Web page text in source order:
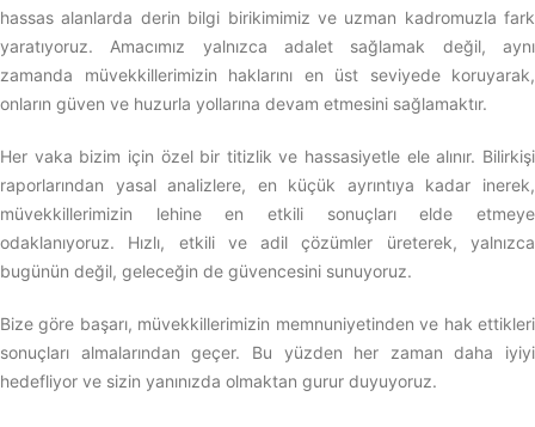
hassas alanlarda derin bilgi birikimimiz ve uzman kadromuzla fark
yaratıyoruz. Amacımız yalnızca adalet sağlamak değil, aynı
zamanda müvekkillerimizin haklarını en üst seviyede koruyarak,
onların güven ve huzurla yollarına devam etmesini sağlamaktır.
Her vaka bizim için özel bir titizlik ve hassasiyetle ele alınır. Bilirkişi
raporlarından yasal analizlere, en küçük ayrıntıya kadar inerek,
müvekkillerimizin lehine en etkili sonuçları elde etmeye
odaklanıyoruz. Hızlı, etkili ve adil çözümler üreterek, yalnızca
bugünün değil, geleceğin de güvencesini sunuyoruz.
Bize göre başarı, müvekkillerimizin memnuniyetinden ve hak ettikleri
sonuçları almalarından geçer. Bu yüzden her zaman daha iyiyi
hedefliyor ve sizin yanınızda olmaktan gurur duyuyoruz.